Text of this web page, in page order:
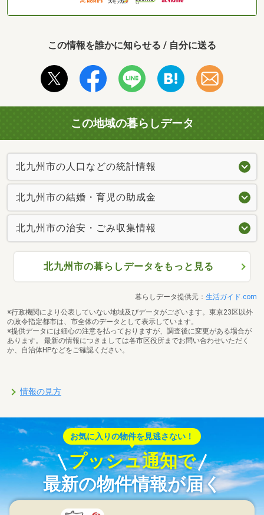
この情報を誰かに知らせる / 自分に送る
この地域の暮らしデータ
北九州市の人口などの統計情報
北九州市の結婚・育児の助成金
北九州市の治安・ごみ収集情報
北九州市の暮らしデータをもっと見る
暮らしデータ提供元： 生活ガイド.com
※行政機関により公表していない地域及びデータがございます。東京23区以外
の政令指定都市は、市全体のデータとして表示しています。
※提供データには細心の注意を払っておりますが、調査後に変更がある場合が
あります。 最新の情報につきましては各市区役所までお問い合わせいただく
か、自治体HPなどをご確認ください。
情報の見方
お気に入りの物件を見逃さない！
プッシュ通知で
最新の物件情報が届く